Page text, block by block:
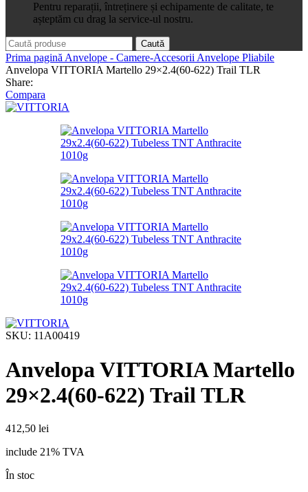
Pentru reparații, întreținere și echipamente de calitate, te
așteptăm cu drag la service-ul nostru.
Caută
Prima pagină Anvelope - Camere-Accesorii Anvelope Pliabile
Anvelopa VITTORIA Martello 29×2.4(60-622) Trail TLR
Share:
Compara
SKU: 11A00419
Anvelopa VITTORIA Martello
29×2.4(60-622) Trail TLR
412,50 lei
include 21% TVA
În stoc